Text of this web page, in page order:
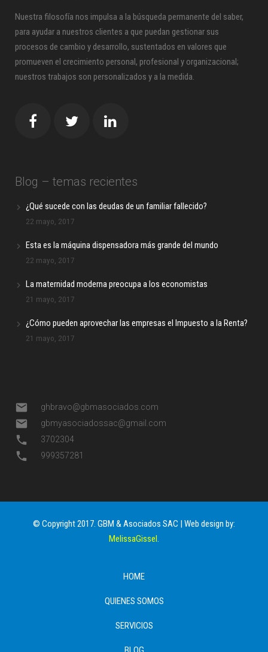
Nuestra filosofía nos impulsa a la búsqueda permanente del saber,
para ayudar a nuestros clientes a que puedan gestionar sus
procesos de cambio y desarrollo, sustentados en valores que
promueven el crecimiento personal, profesional y organizacional;
nuestros trabajos son personalizados y a la medida.
Blog – temas recientes
¿Qué sucede con las deudas de un familiar fallecido?
22 mayo, 2017
Esta es la máquina dispensadora más grande del mundo
22 mayo, 2017
La maternidad moderna preocupa a los economistas
21 mayo, 2017
¿Cómo pueden aprovechar las empresas el Impuesto a la Renta?
21 mayo, 2017
mail ghbravo@gbmasociados.com
mail gbmyasociadossac@gmail.com
phone 3702304
phone 999357281
© Copyright 2017. GBM & Asociados SAC | Web design by:
MelissaGissel
HOME
QUIENES SOMOS
SERVICIOS